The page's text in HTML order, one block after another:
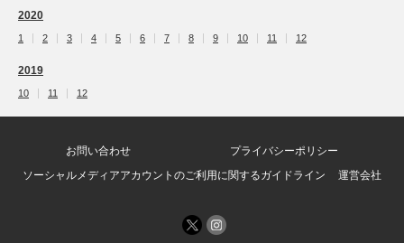
2020
1 2 3 4 5 6 7 8 9 10 11 12
2019
10 11 12
お問い合わせ
プライバシーポリシー
ソーシャルメディアアカウントのご利用に関するガイドライン
運営会社